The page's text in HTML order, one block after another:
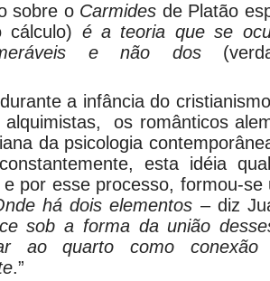
sobre o Carmides de Platão
cálculo) é a teoria que se
e não dos
a infância do
os românticos
da psicologia
esta idéia
por esse processo, formou-se
há dois elementos – diz
sob a forma da união
ao quarto como
.”